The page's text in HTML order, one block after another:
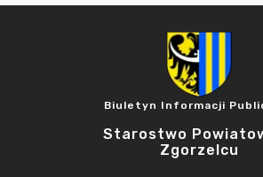
Biuletyn Informacji
Starostwo
Zgorzelcu